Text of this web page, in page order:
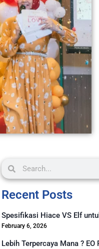
Recent Posts
Spesifikasi Hiace VS Elf
February 6, 2026
Lebih Terpercaya Mana ?